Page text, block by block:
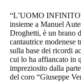
“L’UOMO
insieme a Manuel
Droghetti, è un brano
cantautrice modenese
sulla base dei ricordi
cui lo ha affiancato in
impreziosito dalla
del coro “Giuseppe